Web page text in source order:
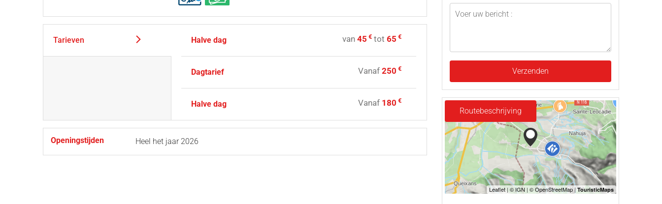
Tarieven Halve dag van45 € tot65 €
Dagtarief Vanaf250 €
Halve dag Vanaf 180 €
Openingstijden Heel het jaar 2026
Verzenden
Routebeschrijving